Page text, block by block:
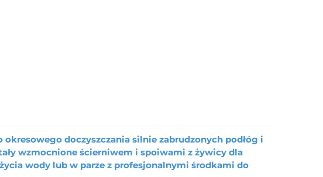
doczyszczania silnie zabrudzonych podłóg i
wzmocnione ścierniwem i spoiwami z żywicy dla
wody lub w parze z profesjonalnymi środkami do